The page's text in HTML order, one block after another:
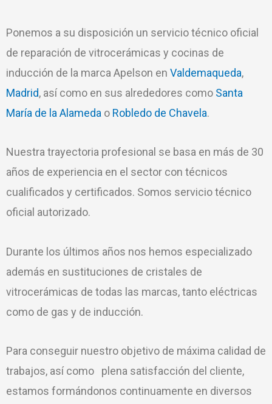
Ponemos a su disposición un servicio técnico oficial
de reparación de vitrocerámicas y cocinas de
inducción de la marca Apelson en Valdemaqueda,
Madrid, así como en sus alrededores como Santa
María de la Alameda o Robledo de Chavela.
Nuestra trayectoria profesional se basa en más de 30
años de experiencia en el sector con técnicos
cualificados y certificados. Somos servicio técnico
oficial autorizado.
Durante los últimos años nos hemos especializado
además en sustituciones de cristales de
vitrocerámicas de todas las marcas, tanto eléctricas
como de gas y de inducción.
Para conseguir nuestro objetivo de máxima calidad de
trabajos, así como plena satisfacción del cliente,
estamos formándonos continuamente en diversos